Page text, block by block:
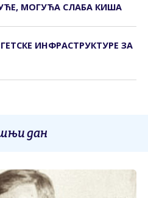
МОГУЋА СЛАБА КИША
ИНФРАСТРУКТУРЕ ЗА
дан